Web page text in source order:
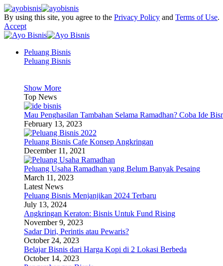
By using this site, you agree to the Privacy Policy and Terms of Use.
Accept
Peluang Bisnis
Peluang Bisnis
Show More
Top News
Mau Penghasilan Tambahan Selama Ramadhan? Coba Ide
February 13, 2023
Peluang Bisnis Cafe Konsep Angkringan
December 11, 2021
Peluang Usaha Ramadhan yang Belum Banyak Pesaing
March 11, 2023
Latest News
Peluang Bisnis Menjanjikan 2024 Terbaru
July 13, 2024
Angkringan Keraton: Bisnis Untuk Fund Rising
November 9, 2023
Sadar Diri, Perintis atau Pewaris?
October 24, 2023
Belajar Bisnis dari Harga Kopi di 2 Lokasi Berbeda
October 14, 2023